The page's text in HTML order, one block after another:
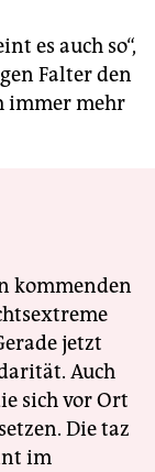
es auch so“,
Falter den
immer mehr
kommenden
jetzt
Auch
sich vor Ort
Die taz
im